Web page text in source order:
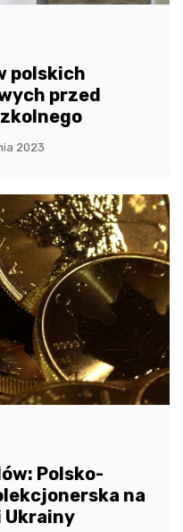
polskich
przed
2023
Polsko-
na
Ukrainy